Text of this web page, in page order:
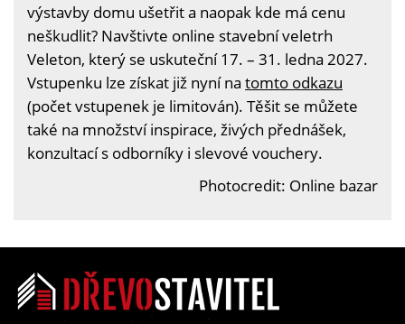
výstavby domu ušetřit a naopak kde má cenu
neškudlit? Navštivte online stavební veletrh
Veleton, který se uskuteční 17. – 31. ledna 2027.
Vstupenku lze získat již nyní na tomto odkazu
(počet vstupenek je limitován). Těšit se můžete
také na množství inspirace, živých přednášek,
konzultací s odborníky i slevové vouchery.
Photocredit: Online bazar